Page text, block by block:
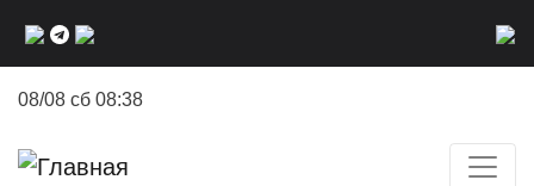
08/08 сб 08:38